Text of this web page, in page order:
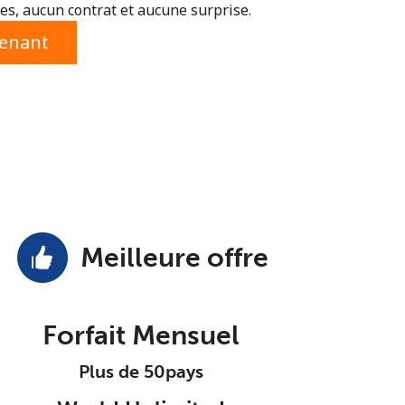
aucun contrat et aucune surprise.
Meilleure offre
Forfait Mensuel
Plus de 50pays